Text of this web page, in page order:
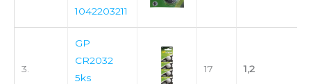
1042203211
3.
GP
CR2032
5ks
17 1,2